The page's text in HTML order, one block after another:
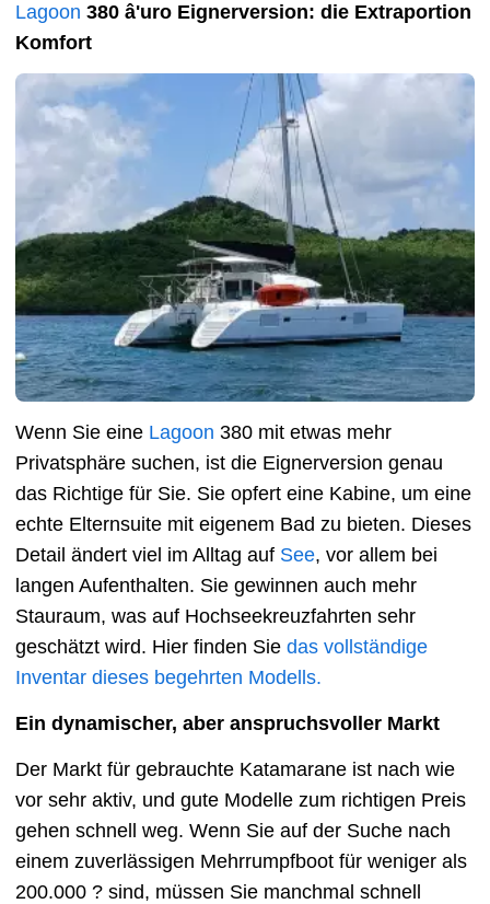
Lagoon 380 â'uro Eignerversion: die Extraportion
Komfort
Wenn Sie eine Lagoon 380 mit etwas mehr
Privatsphäre suchen, ist die Eignerversion genau
das Richtige für Sie. Sie opfert eine Kabine, um eine
echte Elternsuite mit eigenem Bad zu bieten. Dieses
Detail ändert viel im Alltag auf See, vor allem bei
langen Aufenthalten. Sie gewinnen auch mehr
Stauraum, was auf Hochseekreuzfahrten sehr
geschätzt wird. Hier finden Sie das vollständige
Inventar dieses begehrten Modells.
Ein dynamischer, aber anspruchsvoller Markt
Der Markt für gebrauchte Katamarane ist nach wie
vor sehr aktiv, und gute Modelle zum richtigen Preis
gehen schnell weg. Wenn Sie auf der Suche nach
einem zuverlässigen Mehrrumpfboot für weniger als
200.000 ? sind, müssen Sie manchmal schnell